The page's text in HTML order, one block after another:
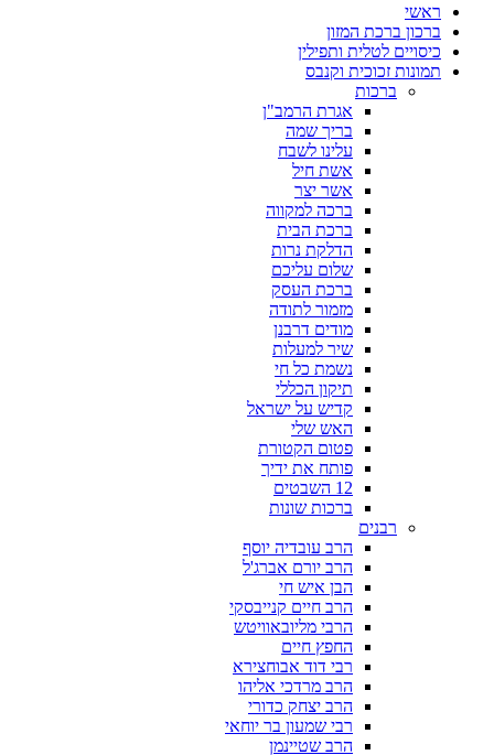
ראשי
ברכון ברכת המזון
כיסויים לטלית ותפילין
תמונות זכוכית וקנבס
ברכות
אגרת הרמב"ן
בריך שמה
עלינו לשבח
אשת חיל
אשר יצר
ברכה למקווה
ברכת הבית
הדלקת נרות
שלום עליכם
ברכת העסק
מזמור לתודה
מודים דרבנן
שיר למעלות
נשמת כל חי
תיקון הכללי
קדיש על ישראל
האש שלי
פטום הקטורת
פותח את ידיך
12 השבטים
ברכות שונות
רבנים
הרב עובדיה יוסף
הרב יורם אברג'ל
הבן איש חי
הרב חיים קנייבסקי
הרבי מליובאוויטש
החפץ חיים
רבי דוד אבוחצירא
הרב מרדכי אליהו
הרב יצחק כדורי
רבי שמעון בר יוחאי
הרב שטיינמן